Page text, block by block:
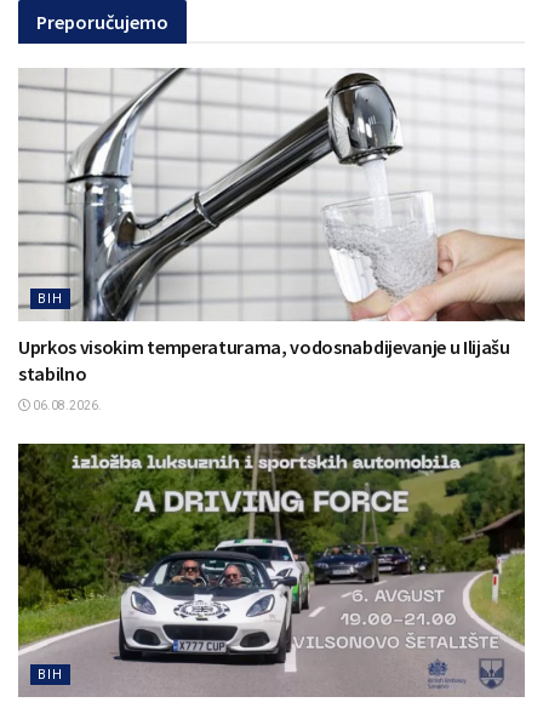
Preporučujemo
BIH
Uprkos visokim temperaturama, vodosnabdijevanje u Ilijašu
stabilno
06.08.2026.
BIH